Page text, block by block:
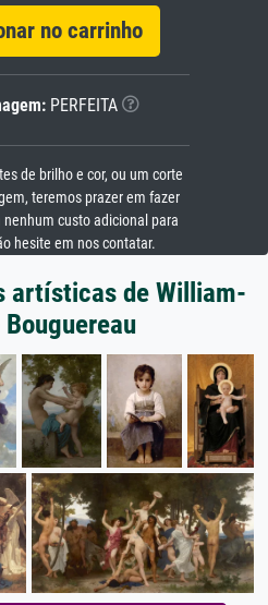
no carrinho
PERFEITA
de brilho e cor, ou um corte
teremos prazer em fazer
custo adicional para
hesite em nos contatar.
artísticas de William-